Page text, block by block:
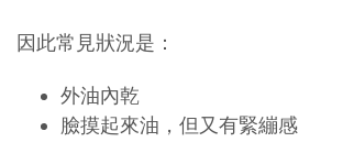
因此常見狀況是：
外油內乾
臉摸起來油，但又有緊繃感